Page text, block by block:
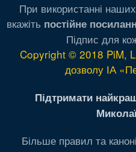
При використанні
вкажіть постійне
Підпис для
Copyright © 2018 PiM,
дозволу ІА
Підтримати
Більше правил та